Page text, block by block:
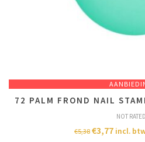
72 PALM FROND NAIL
NOT RATED
€5,38 €3,77 incl.